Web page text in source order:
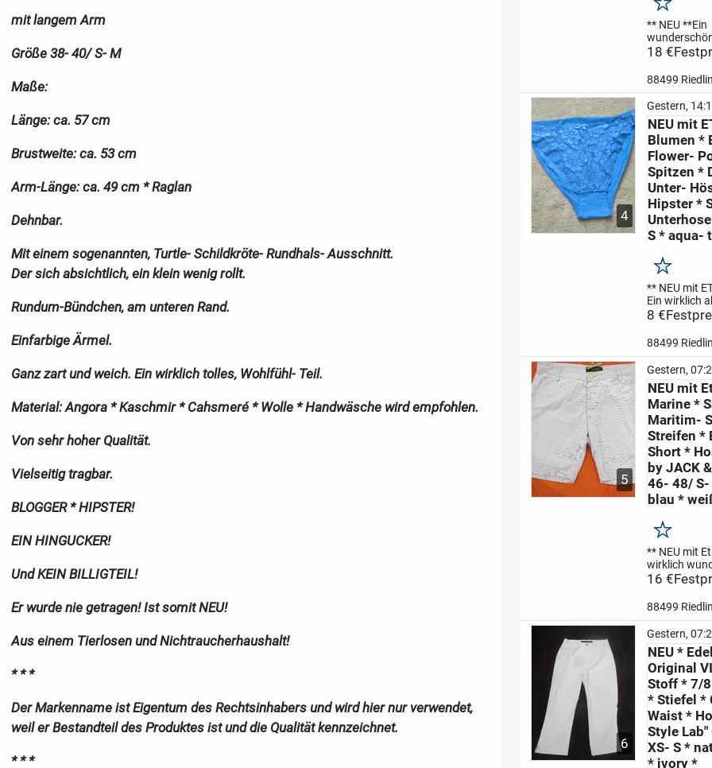
mit langem Arm
Größe 38- 40/ S- M
Maße:
Länge: ca. 57 cm
Brustweite: ca. 53 cm
Arm-Länge: ca. 49 cm * Raglan
Dehnbar.
Mit einem sogenannten, Turtle- Schildkröte- Rundhals- Ausschnitt.
Der sich absichtlich, ein klein wenig rollt.
Rundum-Bündchen, am unteren Rand.
Einfarbige Ärmel.
Ganz zart und weich. Ein wirklich tolles, Wohlfühl- Teil.
Material: Angora * Kaschmir * Cahsmeré * Wolle * Handwäsche wird empfohlen.
Von sehr hoher Qualität.
Vielseitig tragbar.
BLOGGER * HIPSTER!
EIN HINGUCKER!
Und KEIN BILLIGTEIL!
Er wurde nie getragen! Ist somit NEU!
Aus einem Tierlosen und Nichtraucherhaushalt!
* * *
Der Markenname ist Eigentum des Rechtsinhabers und wird hier nur verwendet,
weil er Bestandteil des Produktes ist und die Qualität kennzeichnet.
* * *
Merken
** NEU **Ein
ausgefallen,
ebenso
großen
* Blütem *
Powerpink *
mandarin *
gelb * weiß *
Festival *...
18 €
88499
4
Gestern,
NEU mit
Blumen *
Flower-
Spitzen *
Unter-
Hipster *
S * aqua-
Merken
** NEU mit
Ein wirklich
aqua-
türkisBlumen
Flower-
Spitzen
Hipster *
HÖSCHEN *
UNTERHOSE
36-...
8 €
88499
5
Gestern,
NEU mit
Marine *
Maritim-
Streifen *
Short *
by JACK
46- 48/
blau *
Merken
** NEU mit
wirklich
stylisch,
ausgefallen
weißHerren
SHORT *
angesagten
PREMIUM
JONES **
/...
16 €
88499
6
Gestern,
NEU *
Original
Stoff * 7/
* Stiefel *
Waist *
Style
XS- S *
* ivory *